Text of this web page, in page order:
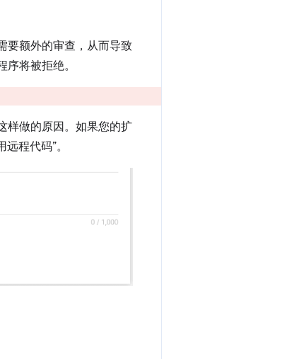
要额外的审查，从而导致
将被拒绝。
样做的原因。如果您的扩
程代码”。